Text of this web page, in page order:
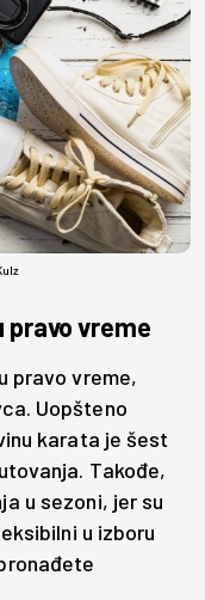
pravo vreme
pravo vreme,
Uopšteno
karata je šest
Takođe,
u sezoni, jer su
u izboru